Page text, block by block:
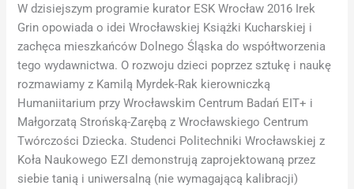
W dzisiejszym programie kurator ESK Wrocław 2016 Irek
Grin opowiada o idei Wrocławskiej Książki Kucharskiej i
zachęca mieszkańców Dolnego Śląska do współtworzenia
tego wydawnictwa. O rozwoju dzieci poprzez sztukę i naukę
rozmawiamy z Kamilą Myrdek-Rak kierowniczką
Humaniitarium przy Wrocławskim Centrum Badań EIT+ i
Małgorzatą Strońską-Zarębą z Wrocławskiego Centrum
Twórczości Dziecka. Studenci Politechniki Wrocławskiej z
Koła Naukowego EZI demonstrują zaprojektowaną przez
siebie tanią i uniwersalną (nie wymagającą kalibracji)